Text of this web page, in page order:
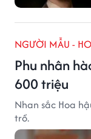
NGƯỜI MẪU -
Phu nhân
600 triệu
Nhan sắc Hoa
trồ.